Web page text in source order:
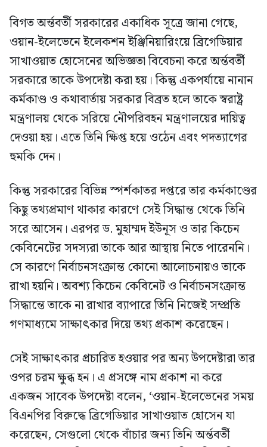
বিগত অর্ন্তবর্তী সরকারের একাধিক সূত্রে জানা গেছে,
ওয়ান-ইলেভেনে ইলেকশন ইঞ্জিনিয়ারিংয়ে ব্রিগেডিয়ার
সাখাওয়াত হোসেনের অভিজ্ঞতা বিবেচনা করে অর্ন্তবর্তী
সরকারে তাকে উপদেষ্টা করা হয়। কিন্তু একপর্যায়ে নানান
কর্মকাণ্ড ও কথাবার্তায় সরকার বিব্রত হলে তাকে স্বরাষ্ট্র
মন্ত্রণালয় থেকে সরিয়ে নৌপরিবহন মন্ত্রণালয়ের দায়িত্ব
দেওয়া হয়। এতে তিনি ক্ষিপ্ত হয়ে ওঠেন এবং পদত্যাগের
হুমকি দেন।
কিন্তু সরকারের বিভিন্ন স্পর্শকাতর দপ্তরে তার কর্মকাণ্ডের
কিছু তথ্যপ্রমাণ থাকার কারণে সেই সিদ্ধান্ত থেকে তিনি
সরে আসেন। এরপর ড. মুহাম্মদ ইউনূস ও তার কিচেন
কেবিনেটের সদস্যরা তাকে আর আস্থায় নিতে পারেননি।
সে কারণে নির্বাচনসংক্রান্ত কোনো আলোচনায়ও তাকে
রাখা হয়নি। অবশ্য কিচেন কেবিনেট ও নির্বাচনসংক্রান্ত
সিদ্ধান্তে তাকে না রাখার ব্যাপারে তিনি নিজেই সম্প্রতি
গণমাধ্যমে সাক্ষাৎকার দিয়ে তথ্য প্রকাশ করেছেন।
সেই সাক্ষাৎকার প্রচারিত হওয়ার পর অন্য উপদেষ্টারা তার
ওপর চরম ক্ষুব্ধ হন। এ প্রসঙ্গে নাম প্রকাশ না করে
একজন সাবেক উপদেষ্টা বলেন, ‘ওয়ান-ইলেভেনের সময়
বিএনপির বিরুদ্ধে ব্রিগেডিয়ার সাখাওয়াত হোসেন যা
করেছেন, সেগুলো থেকে বাঁচার জন্য তিনি অর্ন্তবর্তী